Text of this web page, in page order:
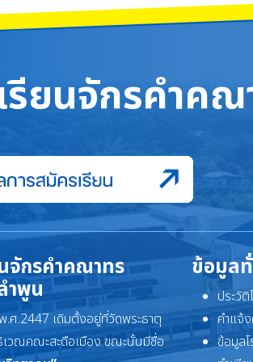
รียนจักรคำค
จักรคำคณาทร
ำพูน
.ศ.2447 เดิมตั้งอยู่ที่วัดพระธาตุ
วณคณะสะดือเมือง ขณะนั้นมีชื่อ
ข้อมูล
ประวั
คำแจ้
ข้อมูล